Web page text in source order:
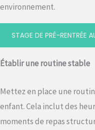
environnement.
STAGE DE PRÉ-RENTRÉE
Établir une routine stable
Mettez en place une
enfant. Cela inclut des
moments de repas